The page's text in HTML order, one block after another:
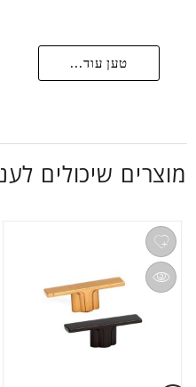
טען עוד...
מוצרים שיכולים